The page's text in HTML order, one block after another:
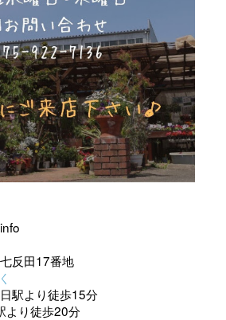
反田17番地
駅より徒歩15分
徒歩20分